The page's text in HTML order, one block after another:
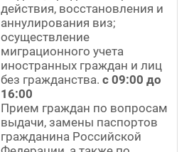
действия, восстановления и
аннулирования виз;
осуществление
миграционного учета
иностранных граждан и лиц
без гражданства. с 09:00 до
16:00
Прием граждан по вопросам
выдачи, замены паспортов
гражданина Российской